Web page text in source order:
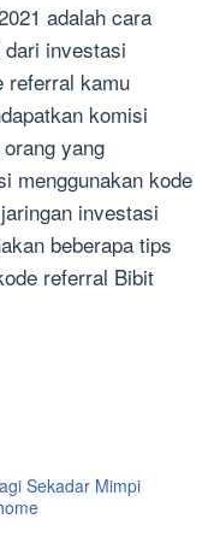
adalah cara
investasi
referral kamu
komisi
yang
menggunakan kode
investasi
beberapa tips
referral Bibit
Sekadar Mimpi